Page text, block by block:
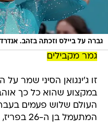
גברה על ביילס וזכתה בזהב.
גמר מקבילים
זו ג'ינגואן הסיני שמר
במקצוע שהוא כל כך
העולם שלוש פעמים
המתעמל